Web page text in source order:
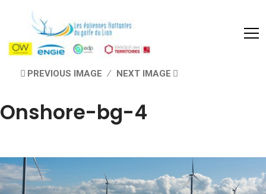
PREVIOUS IMAGE NEXT IMAGE
Onshore-bg-4